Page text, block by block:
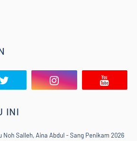
INI
Noh Salleh, Aina Abdul - Sang Penikam 2026